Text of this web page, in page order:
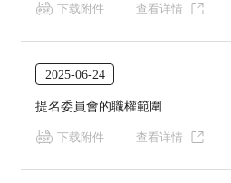
下载附件 查看详情
2025-06-24
提名委員會的職權範圍
下载附件 查看详情